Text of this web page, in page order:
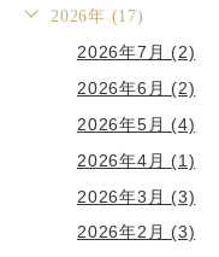
2026年 (17)
2026年7月 (2)
2026年6月 (2)
2026年5月 (4)
2026年4月 (1)
2026年3月 (3)
2026年2月 (3)